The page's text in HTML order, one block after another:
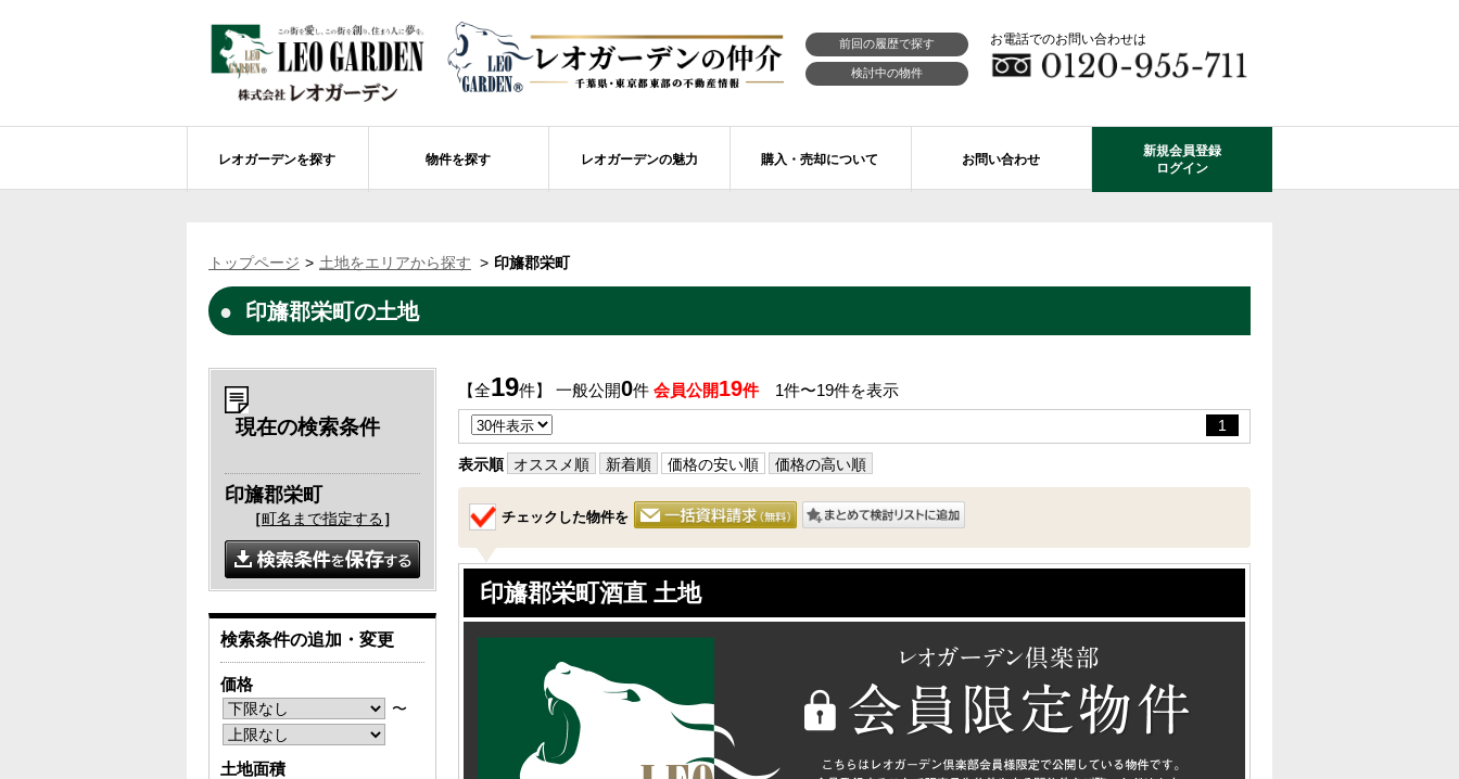
前回の履歴で探す
検討中の物件
お電話でのお問い合わせは
レオガーデンを探す
成田市のレオガーデン
レオガーデン新現場 造成工事のお知らせ
レオガーデン船橋 大楠の杜
レオガーデン船橋法典 朝陽の街〔第1期〕 レオガーデン成田公津 煌羅の杜 レオガーデン成田 寛朝の杜
物件を探す
市川市エリアの物件情報
土地を探す
お預かりしている物件
総武線沿線の未公開物件情報について レオガーデン倶楽部について
レオガーデンの魅力
レオ・グローブ カリフォルニア
モデルハウス
自由設計・建築設計
購入・売却について
住宅ローンのポイント
売却物件大募集
お問い合わせ
新規会員登録
ログイン
トップページ 土地をエリアから探す 印旛郡栄町
印旛郡栄町の土地
【全19件】 一般公開0件 会員公開19件1件〜19件を表示
1
表示順 オススメ順 新着順 価格の安い順 価格の高い順
チェックした物件を
印旛郡栄町酒直 土地
現在の検索条件
印旛郡栄町
［町名まで指定する ］
検索条件の追加・変更
価格
〜
土地面積